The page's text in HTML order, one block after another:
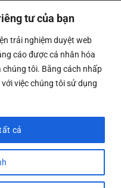
tư của bạn
trải nghiệm duyệt web
cáo được cá nhân hóa
tôi. Bằng cách nhấp
với việc chúng tôi sử dụng
cả
Số ĐKKD: 0108783483
và Đầu Tư Tp. Hà
All Rights Reserved